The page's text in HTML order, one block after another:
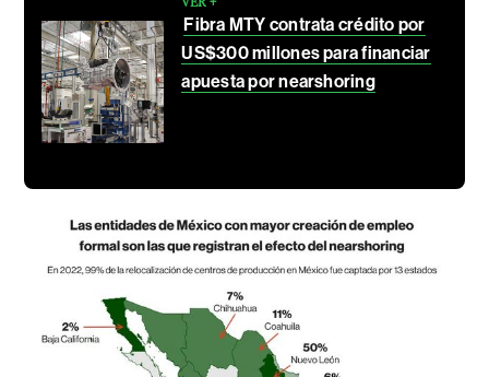
Fibra MTY contrata crédito por
US$300 millones para financiar
apuesta por nearshoring